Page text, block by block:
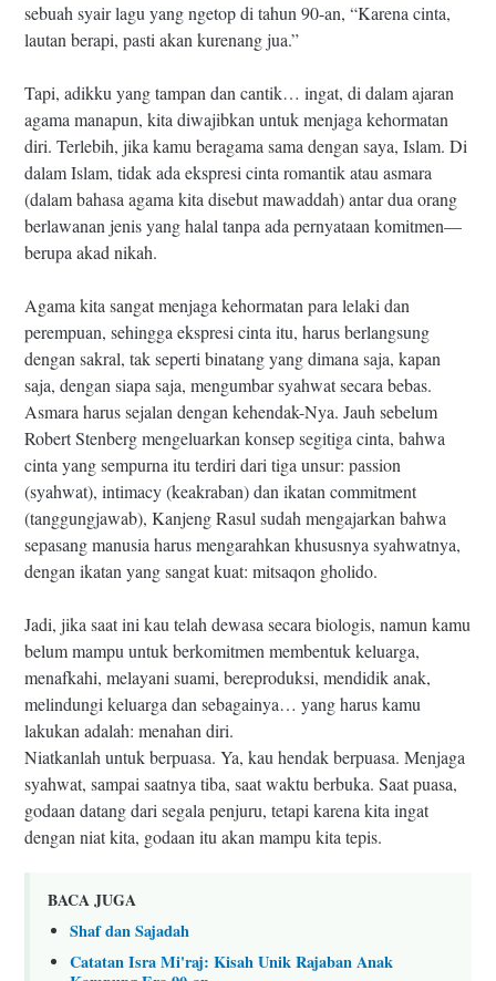
sebuah syair lagu yang ngetop di tahun 90-an, “Karena cinta,
lautan berapi, pasti akan kurenang jua.”
Tapi, adikku yang tampan dan cantik… ingat, di dalam ajaran
agama manapun, kita diwajibkan untuk menjaga kehormatan
diri. Terlebih, jika kamu beragama sama dengan saya, Islam. Di
dalam Islam, tidak ada ekspresi cinta romantik atau asmara
(dalam bahasa agama kita disebut mawaddah) antar dua orang
berlawanan jenis yang halal tanpa ada pernyataan komitmen—
berupa akad nikah.
Agama kita sangat menjaga kehormatan para lelaki dan
perempuan, sehingga ekspresi cinta itu, harus berlangsung
dengan sakral, tak seperti binatang yang dimana saja, kapan
saja, dengan siapa saja, mengumbar syahwat secara bebas.
Asmara harus sejalan dengan kehendak-Nya. Jauh sebelum
Robert Stenberg mengeluarkan konsep segitiga cinta, bahwa
cinta yang sempurna itu terdiri dari tiga unsur: passion
(syahwat), intimacy (keakraban) dan ikatan commitment
(tanggungjawab), Kanjeng Rasul sudah mengajarkan bahwa
sepasang manusia harus mengarahkan khususnya syahwatnya,
dengan ikatan yang sangat kuat: mitsaqon gholido.
Jadi, jika saat ini kau telah dewasa secara biologis, namun kamu
belum mampu untuk berkomitmen membentuk keluarga,
menafkahi, melayani suami, bereproduksi, mendidik anak,
melindungi keluarga dan sebagainya… yang harus kamu
lakukan adalah: menahan diri.
Niatkanlah untuk berpuasa. Ya, kau hendak berpuasa. Menjaga
syahwat, sampai saatnya tiba, saat waktu berbuka. Saat puasa,
godaan datang dari segala penjuru, tetapi karena kita ingat
dengan niat kita, godaan itu akan mampu kita tepis.
BACA JUGA
Shaf dan Sajadah
Catatan Isra Mi'raj: Kisah Unik Rajaban Anak